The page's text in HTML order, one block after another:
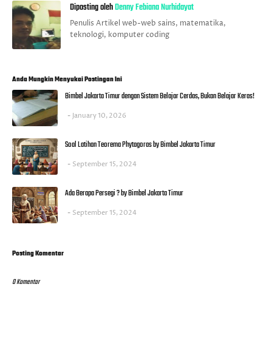
Diposting olehDenny Febiana Nurhidayat
Penulis Artikel web-web sains, matematika,
teknologi, komputer coding
Anda Mungkin Menyukai Postingan Ini
Bimbel Jakarta Timur dengan Sistem Belajar Cerdas, Bukan Belajar Keras!
January 10, 2026
Soal Latihan Teorema Phytagoras by Bimbel Jakarta Timur
September 15, 2024
Ada Berapa Persegi ? by Bimbel Jakarta Timur
September 15, 2024
Posting Komentar
0 Komentar